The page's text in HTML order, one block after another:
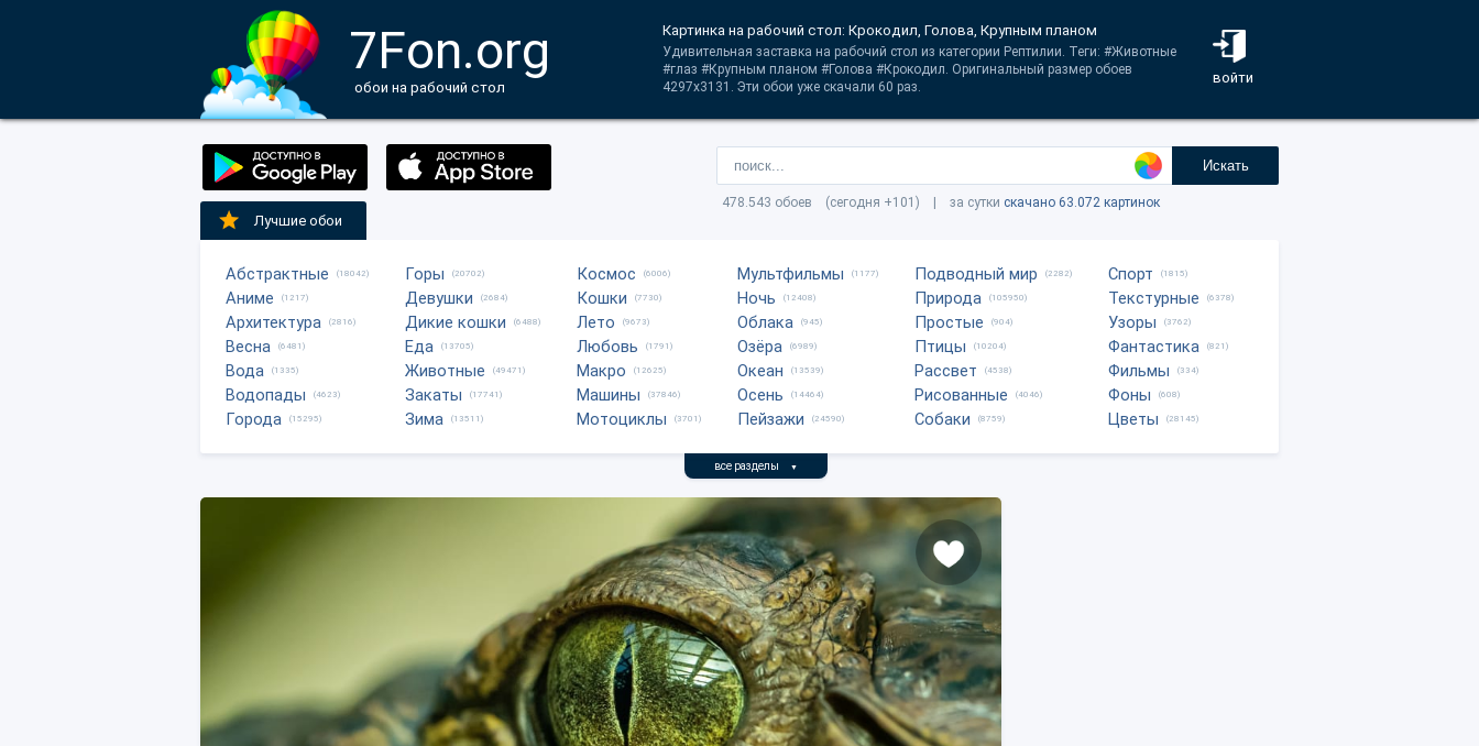
7Fon.org
обои на рабочий стол
войти
Картинка на рабочий стол: Крокодил, Голова, Крупным планом
Удивительная заставка на рабочий стол из категории Рептилии. Теги: #Животные
#глаз #Крупным планом #Голова #Крокодил. Оригинальный размер обоев
4297x3131. Эти обои уже скачали 60 раз.
Искать
478.543 обоев (сегодня +101) | за сутки скачано 63.072 картинок
Лучшие обои
Абстрактные (18042)
Аниме (1217)
Архитектура (2816)
Весна (6481)
Вода (1335)
Водопады (4623)
Города (15295)
Горы (20702)
Девушки (2684)
Дикие кошки (6488)
Еда (13705)
Животные (49471)
Закаты (17741)
Зима (13511)
Космос (6006)
Кошки (7730)
Лето (9673)
Любовь (1791)
Макро (12625)
Машины (37846)
Мотоциклы (3701)
Мультфильмы (1177)
Ночь (12408)
Облака (945)
Озёра (6989)
Океан (13539)
Осень (14464)
Пейзажи (24590)
Подводный мир (2282)
Природа (105950)
Простые (904)
Птицы (10204)
Рассвет (4538)
Рисованные (4046)
Собаки (8759)
Спорт (1815)
Текстурные (6378)
Узоры (3762)
Фантастика (821)
Фильмы (334)
Фоны (608)
Цветы (28145)
все разделы ▼